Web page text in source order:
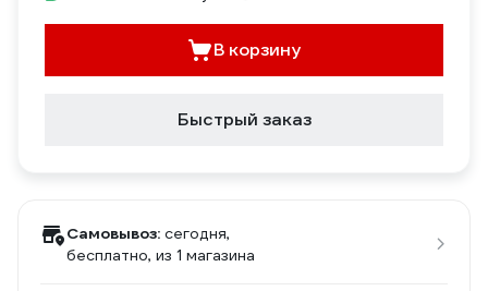
В корзину
Быстрый заказ
Самовывоз: сегодня,
бесплатно, из 1 магазина